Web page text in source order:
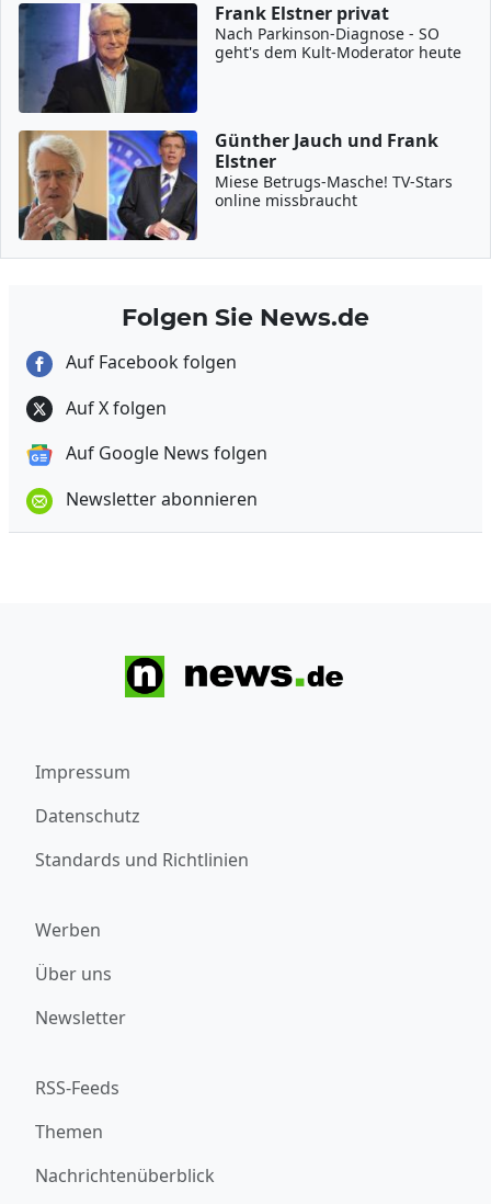
Frank Elstner privat
Nach Parkinson-Diagnose - SO
geht's dem Kult-Moderator heute
Günther Jauch und Frank
Elstner
Miese Betrugs-Masche! TV-Stars
online missbraucht
Folgen Sie News.de
Auf Facebook folgen
Auf X folgen
Auf Google News folgen
Newsletter abonnieren
Impressum
Datenschutz
Standards und Richtlinien
Werben
Über uns
Newsletter
RSS-Feeds
Themen
Nachrichtenüberblick